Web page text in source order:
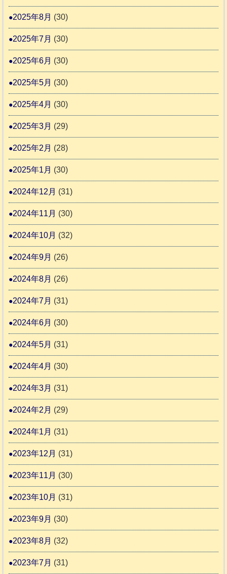
2025年8月 (30)
2025年7月 (30)
2025年6月 (30)
2025年5月 (30)
2025年4月 (30)
2025年3月 (29)
2025年2月 (28)
2025年1月 (30)
2024年12月 (31)
2024年11月 (30)
2024年10月 (32)
2024年9月 (26)
2024年8月 (26)
2024年7月 (31)
2024年6月 (30)
2024年5月 (31)
2024年4月 (30)
2024年3月 (31)
2024年2月 (29)
2024年1月 (31)
2023年12月 (31)
2023年11月 (30)
2023年10月 (31)
2023年9月 (30)
2023年8月 (32)
2023年7月 (31)